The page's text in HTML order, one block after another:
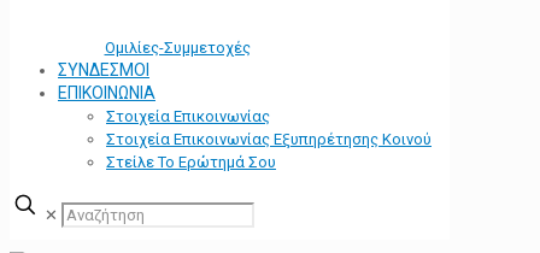
Ομιλίες-Συμμετοχές
ΣΥΝΔΕΣΜΟΙ
ΕΠΙΚΟΙΝΩΝΙΑ
Στοιχεία Επικοινωνίας
Στοιχεία Επικοινωνίας Εξυπηρέτησης Κοινού
Στείλε Το Ερώτημά Σου
✕